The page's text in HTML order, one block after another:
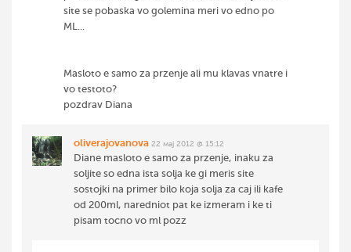
site se pobaska vo golemina meri vo edno po
ML...
Masloto e samo za przenje ali mu klavas vnatre i
vo testoto?
pozdrav Diana
oliverajovanova 22 мај 2012 @ 15:12
Diane masloto e samo za przenje, inaku za
soljite so edna ista solja ke gi meris site
sostojki na primer bilo koja solja za caj ili kafe
od 200ml, naredniot pat ke izmeram i ke ti
pisam tocno vo ml pozz